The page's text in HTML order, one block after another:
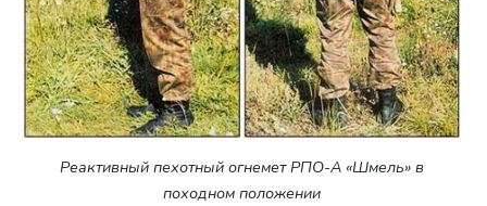
Реактивный пехотный огнемет РПО-А «Шмель» в
походном положении